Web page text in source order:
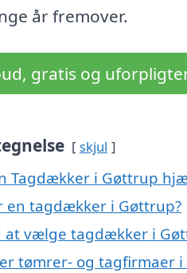
år fremover.
gratis og
skjul
Tagdækker i Gøttrup
en tagdækker i Gøttrup?
at vælge tagdækker i
tømrer- og tagfirmaer